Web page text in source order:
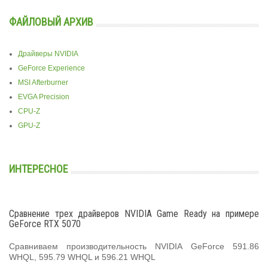
ФАЙЛОВЫЙ АРХИВ
Драйверы NVIDIA
GeForce Experience
MSI Afterburner
EVGA Precision
CPU-Z
GPU-Z
ИНТЕРЕСНОЕ
Сравнение трех драйверов NVIDIA Game Ready на примере
GeForce RTX 5070
Сравниваем производительность NVIDIA GeForce 591.86
WHQL, 595.79 WHQL и 596.21 WHQL